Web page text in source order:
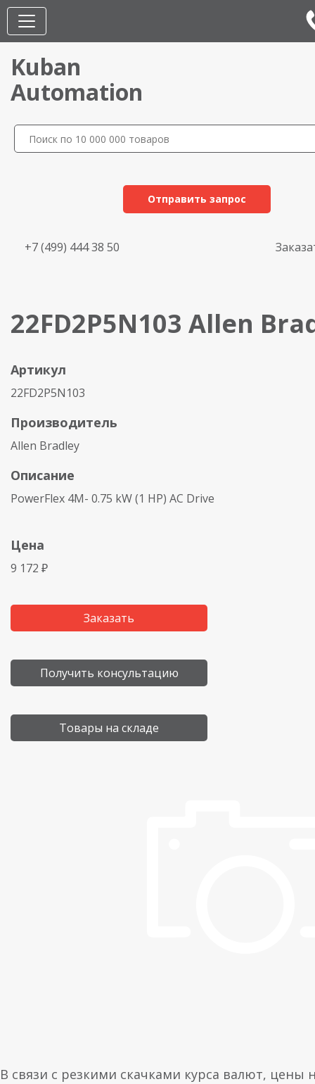
Kuban
Automation
Отправить запрос
+7 (499) 444 38 50
22FD2P5N103 Allen
Артикул
22FD2P5N103
Производитель
Allen Bradley
Описание
PowerFlex 4M- 0.75 kW (1 HP) AC Drive
Цена
9 172 ₽
Заказать
Получить консультацию
Товары на складе
В связи с резкими скачками курса валют, цены